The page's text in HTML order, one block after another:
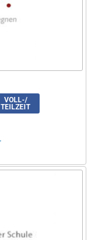
VOLL-/
TEILZEIT